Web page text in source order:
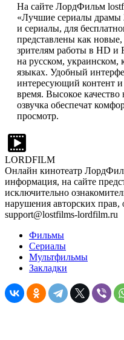
На сайте ЛордФильм
«Лучшие сериалы драмы
и сериалы, для
представлены как
зрителям работы в HD и
на русском, украинском,
языках. Удобный
интересующий контент
время. Высокое
озвучка обеспечат
просмотр.
LORDFILM
Онлайн кинотеатр
информация, на сайте
исключительно
нарушения авторских прав,
support@lostfilms-lordfilm.ru
Фильмы
Сериалы
Мультфильмы
Закладки